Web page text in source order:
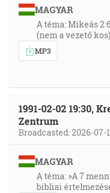
MAGYAR
A téma: Mikeás
(nem a vezető
MP3
1991-02-02 19:30,
Zentrum
Broadcasted: 2026-07-
MAGYAR
A téma: »A 7
bibliai